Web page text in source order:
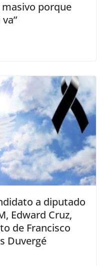
porque
a diputado
Edward Cruz,
de Francisco
Duvergé